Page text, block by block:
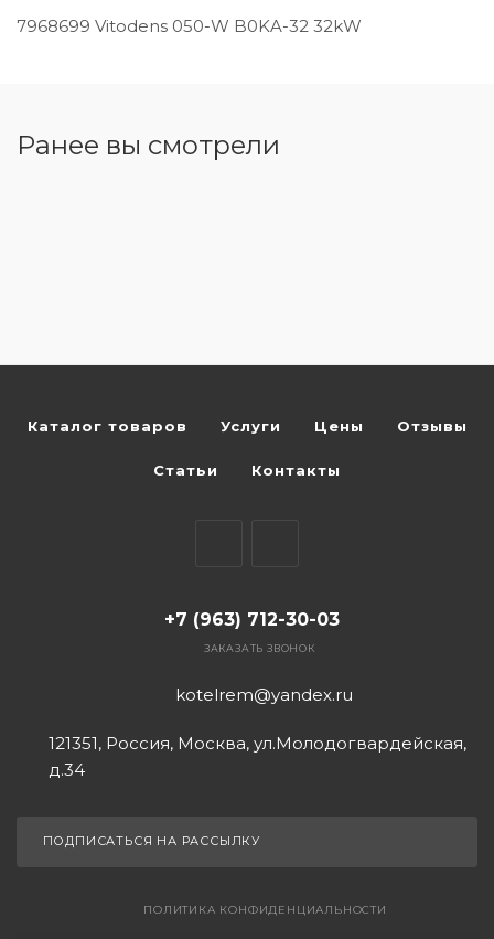
7968699 Vitodens 050-W B0KA-32 32kW
Ранее вы смотрели
Каталог товаров Услуги Цены Отзывы
Статьи Контакты
+7 (963) 712-30-03
ЗАКАЗАТЬ ЗВОНОК
kotelrem@yandex.ru
121351, Россия, Москва, ул.Молодогвардейская,
д.34
ПОДПИСАТЬСЯ НА РАССЫЛКУ
ПОЛИТИКА КОНФИДЕНЦИАЛЬНОСТИ